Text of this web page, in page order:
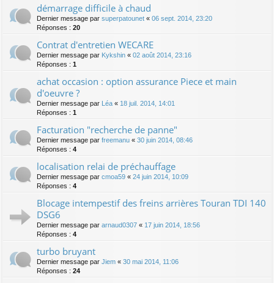
démarrage difficile à chaud
Dernier message par superpatounet « 06 sept. 2014, 23:20
Réponses : 20
Contrat d'entretien WECARE
Dernier message par Kykshin « 02 août 2014, 23:16
Réponses : 1
achat occasion : option assurance Piece et main
d'oeuvre ?
Dernier message par Léa « 18 juil. 2014, 14:01
Réponses : 1
Facturation "recherche de panne"
Dernier message par freemanu « 30 juin 2014, 08:46
Réponses : 4
localisation relai de préchauffage
Dernier message par cmoa59 « 24 juin 2014, 10:09
Réponses : 4
Blocage intempestif des freins arrières Touran TDI 140
DSG6
Dernier message par arnaud0307 « 17 juin 2014, 18:56
Réponses : 4
turbo bruyant
Dernier message par Jiem « 30 mai 2014, 11:06
Réponses : 24